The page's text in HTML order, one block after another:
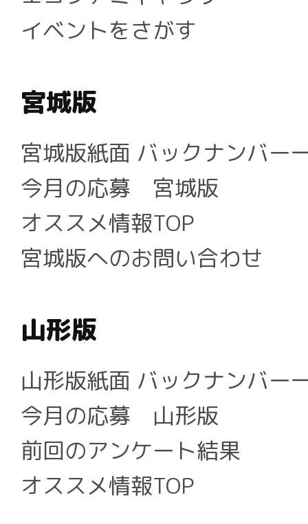
イベントをさがす
宮城版
宮城版紙面 バックナンバー
今月の応募 宮城版
オススメ情報TOP
宮城版へのお問い合わせ
山形版
山形版紙面 バックナンバー
今月の応募 山形版
前回のアンケート結果
オススメ情報TOP